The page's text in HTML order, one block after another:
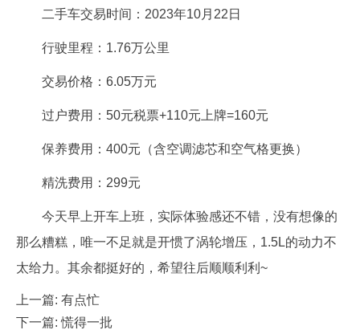
二手车交易时间：2023年10月22日
行驶里程：1.76万公里
交易价格：6.05万元
过户费用：50元税票+110元上牌=160元
保养费用：400元（含空调滤芯和空气格更换）
精洗费用：299元
今天早上开车上班，实际体验感还不错，没有想像的
那么糟糕，唯一不足就是开惯了涡轮增压，1.5L的动力不
太给力。其余都挺好的，希望往后顺顺利利~
上一篇: 有点忙
下一篇:慌得一批